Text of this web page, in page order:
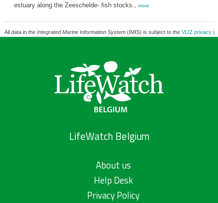
estuary along the Zeeschelde- fish stocks., more
All data in the Integrated Marine Information System(IMIS) is subject to the VLIZ privacy
LifeWatch Belgium
About us
Help Desk
Privacy Policy